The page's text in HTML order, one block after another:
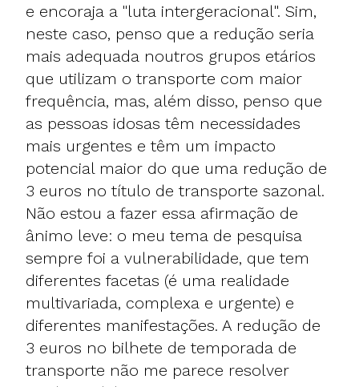
e encoraja a "luta intergeracional". Sim,
neste caso, penso que a redução seria
mais adequada noutros grupos etários
que utilizam o transporte com maior
frequência, mas, além disso, penso que
as pessoas idosas têm necessidades
mais urgentes e têm um impacto
potencial maior do que uma redução de
3 euros no título de transporte sazonal.
Não estou a fazer essa afirmação de
ânimo leve: o meu tema de pesquisa
sempre foi a vulnerabilidade, que tem
diferentes facetas (é uma realidade
multivariada, complexa e urgente) e
diferentes manifestações. A redução de
3 euros no bilhete de temporada de
transporte não me parece resolver